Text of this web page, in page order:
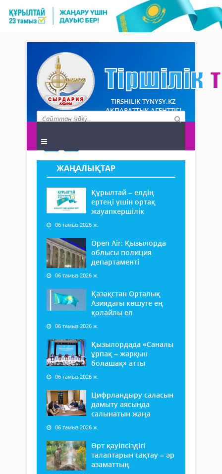
TIRSHILIK-TYNYSY.KZ
АҚПАРАТТЫҚ АГЕНТТІГІ
ЖАҢАЛЫҚТАР
Құрылтай – елдің
ертеңі үшін ортақ
жауапкершілік
06 тамыз 2026 ж.
Open Air: Қызылорда
облысы полиция
департаменті
06 тамыз 2026 ж.
Қазақстан Орталық
Азиядағы көшуге ең
қолайлы ел
06 тамыз 2026 ж.
Қызылордада «Саналы
ұрпақ – жарқын
болашақ» атты
06 тамыз 2026 ж.
Цифрландыру саласын
дамыту аясында
салынатын жаңа
06 тамыз 2026 ж.
Өрт қауіпсіздігі
талаптарын сақтау – әр
азаматтың